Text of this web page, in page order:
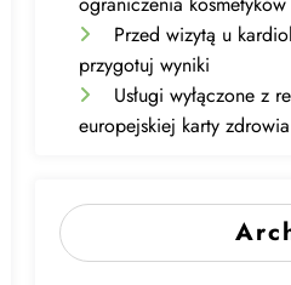
Przed wizytą u
przygotuj wyniki
Usługi wyłączone z
europejskiej karty zdrowia